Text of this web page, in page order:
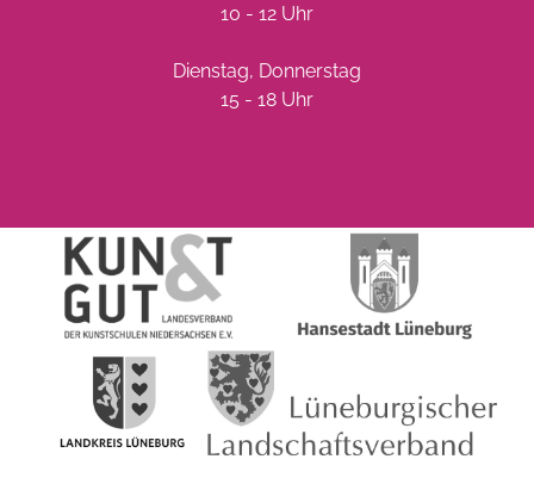
10 - 12 Uhr
Dienstag, Donnerstag
15 - 18 Uhr